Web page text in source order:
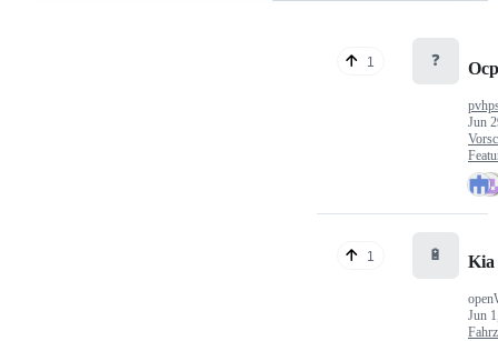
1 ❓
Jun
1 🔋 Kia
Jun